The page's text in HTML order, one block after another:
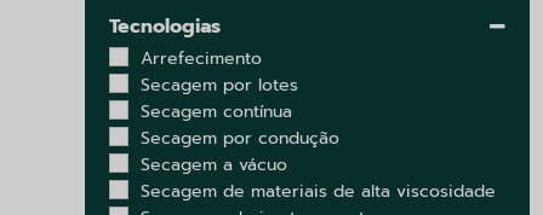
Eletrónica
Ambiente
Extractos
Gorduras e óleos
Alimentos
Ervas
Produtos marinhos e mariscos
Tecnologias
Arrefecimento
Secagem por lotes
Secagem contínua
Secagem por condução
Secagem a vácuo
Secagem de materiais de alta viscosidade